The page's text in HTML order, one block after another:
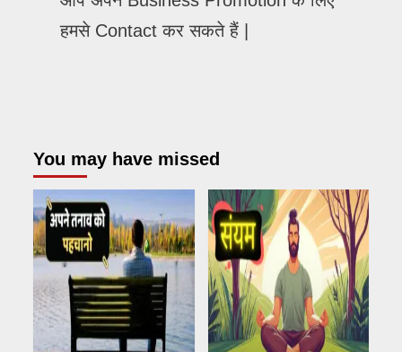
हमसे Contact कर सकते हैं |
You may have missed